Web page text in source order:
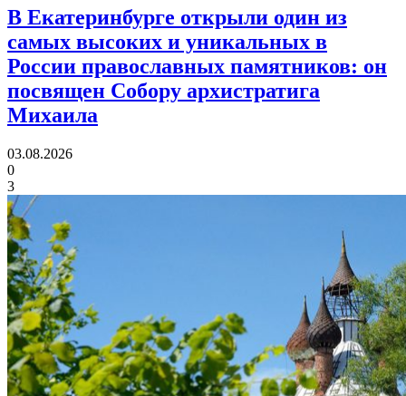
В Екатеринбурге открыли один из
самых высоких и уникальных в
России православных памятников: он
посвящен Собору архистратига
Михаила
03.08.2026
0
3